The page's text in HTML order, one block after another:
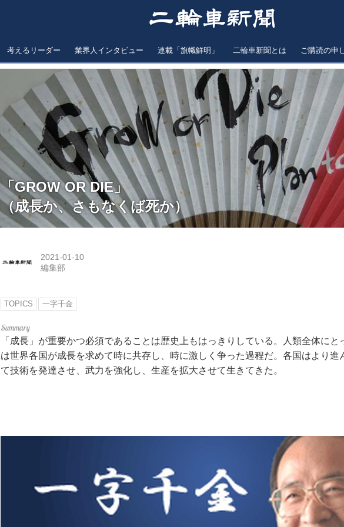
考えるリーダー 業界人インタビュー 連載「旗幟鮮明」 二輪車新聞とは ご購読の申
「GROW OR DIE」
（成長か、さもなくば死か）
2021-01-10
編集部
TOPICS 一字千金
「成長」が重要かつ必須であることは歴史上もはっきりしている。人類全体にと
は世界各国が成長を求めて時に共存し、時に激しく争った過程だ。各国はより進
て技術を発達させ、武力を強化し、生産を拡大させて生きてきた。